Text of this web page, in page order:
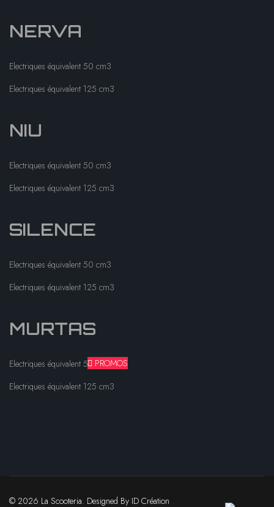
NERVA
Electriques équivalent 50 cm3
Electriques équivalent 125 cm3
NIU
Electriques équivalent 50 cm3
Electriques équivalent 125 cm3
SILENCE
Electriques équivalent 50 cm3
Electriques équivalent 125 cm3
MURTAS
Electriques équivalent 50 cm3
Electriques équivalent 125 cm3
PROMOS
© 2026 La Scooteria. Designed By ID Création